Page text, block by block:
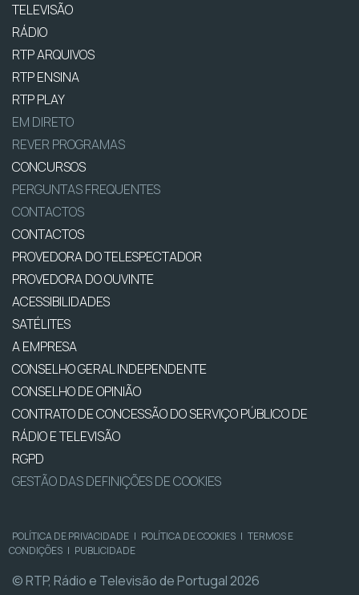
TELEVISÃO
RÁDIO
RTP ARQUIVOS
RTP ENSINA
RTP PLAY
EM DIRETO
REVER PROGRAMAS
CONCURSOS
PERGUNTAS FREQUENTES
CONTACTOS
CONTACTOS
PROVEDORA DO TELESPECTADOR
PROVEDORA DO OUVINTE
ACESSIBILIDADES
SATÉLITES
A EMPRESA
CONSELHO GERAL INDEPENDENTE
CONSELHO DE OPINIÃO
CONTRATO DE CONCESSÃO DO SERVIÇO PÚBLICO DE
RÁDIO E TELEVISÃO
RGPD
GESTÃO DAS DEFINIÇÕES DE COOKIES
POLÍTICA DE PRIVACIDADE | POLÍTICA DE COOKIES | TERMOS E
CONDIÇÕES | PUBLICIDADE
© RTP, Rádio e Televisão de Portugal 2026